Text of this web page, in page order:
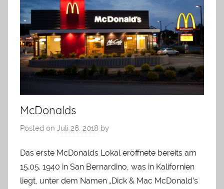
McDonalds
Posted on Juli 26, 2018 by
Das erste McDonalds Lokal eröffnete bereits am
15.05. 1940 in San Bernardino, was in Kalifornien
liegt, unter dem Namen „Dick & Mac McDonald’s